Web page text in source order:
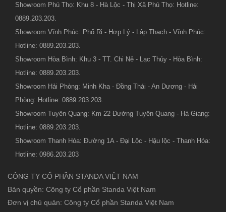
Showroom Phú Thọ: Khu 8 - Hà Lộc - Thị Xã Phú Thọ: Hotline:
0889.203.203.
Showroom Vĩnh Phúc: Phố Ri - Hợp Lý - Lập Thạch - Vĩnh Phúc:
Hotline: 0889.203.203.
Showroom Hòa Bình: Khu 3 - TT. Chi Nê - Lạc Thủy - Hòa Bình:
Hotline: 0889.203.203.
Showroom Hải Phòng: Minh Kha - Đồng Thái - An Dương - Hải
Phòng: Hotline: 0889.203.203.
Showroom Tuyên Quang: Km 22 Đường Tuyên Quang - Hà Giang:
Hotline: 0889.203.203.
Showroom Thanh Hóa: Đường 1A - Đại Lộc - Hậu lộc - Thanh Hóa:
Hotline: 0986.203.203
CÔNG TY CỔ PHẦN STANDA VIỆT NAM
Bản quyền: Công ty Cổ phần Standa Việt Nam
Đơn vị chủ quản: Công ty Cổ phần Standa Việt Nam